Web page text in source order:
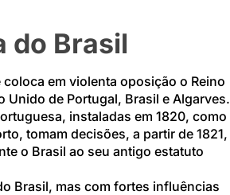
do Brasil
coloca em violenta oposição o Reino
Unido de Portugal, Brasil e Algarves.
instaladas em 1820, como
tomam decisões, a partir de 1821,
o Brasil ao seu antigo estatuto
Brasil, mas com fortes influências